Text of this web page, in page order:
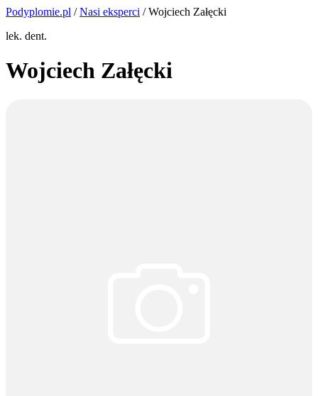
Podyplomie.pl /Nasi eksperci / Wojciech Załęcki
lek. dent.
Wojciech Załęcki